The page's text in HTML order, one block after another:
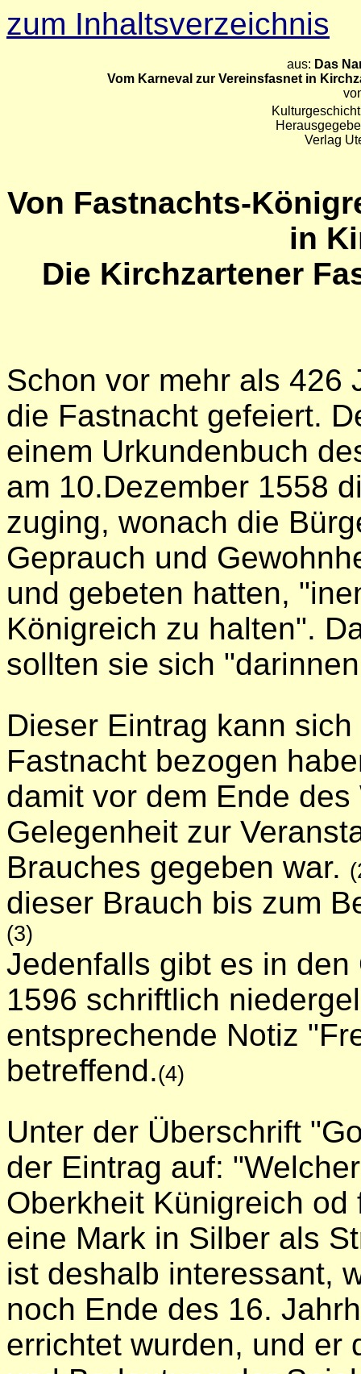
zum Inhaltsverzeichnis
aus: Das
Vom Karneval zur Vereinsfasnet in
Verlag
Von Fastnachts-
in
Die Kirchzartener
Schon vor mehr als 426
die Fastnacht gefeiert.
einem Urkundenbuch
am 10.Dezember 1558
zuging, wonach die
Geprauch und
und gebeten hatten,
Königreich zu halten".
sollten sie sich
Dieser Eintrag kann
Fastnacht bezogen
damit vor dem Ende
Gelegenheit zur
Brauches gegeben war.
dieser Brauch bis zum
(3)
Jedenfalls gibt es in
1596 schriftlich
entsprechende Notiz
betreffend.(4)
Unter der Überschrift
der Eintrag auf:
Oberkheit Künigreich
eine Mark in Silber als
ist deshalb interessant,
noch Ende des 16.
errichtet wurden, und er